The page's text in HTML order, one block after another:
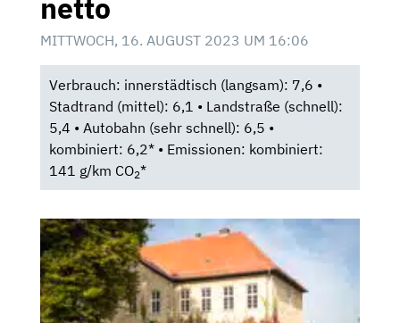
netto
MITTWOCH, 16. AUGUST 2023 UM 16:06
Verbrauch: innerstädtisch (langsam): 7,6 •
Stadtrand (mittel): 6,1 • Landstraße (schnell):
5,4 • Autobahn (sehr schnell): 6,5 •
kombiniert: 6,2* • Emissionen: kombiniert:
141 g/km CO2*